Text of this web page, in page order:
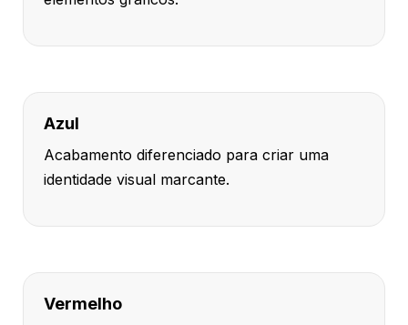
Azul
Acabamento diferenciado para criar uma
identidade visual marcante.
Vermelho